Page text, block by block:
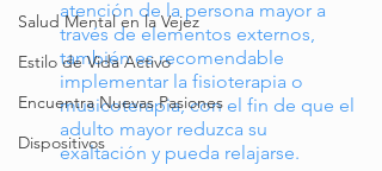
Salud Mental en la Vejez
Estilo de Vida Activo
Encuentra Nuevas Pasiones
Dispositivos
atención de la persona mayor a
través de elementos externos,
también es recomendable
implementar la fisioterapia o
musicoterapia, con el fin de que el
adulto mayor reduzca su
exaltación y pueda relajarse.